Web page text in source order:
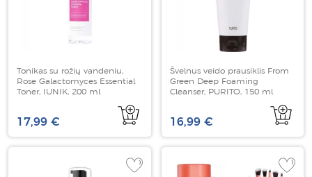
Tonikas su rožių vandeniu,
Rose Galactomyces Essential
Toner, IUNIK, 200 ml
17,99 €
Švelnus veido prausiklis From
Green Deep Foaming
Cleanser, PURITO, 150 ml
16,99 €